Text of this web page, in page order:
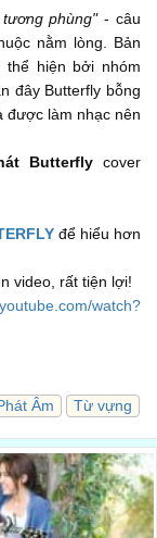
00:29
00:31
00:35
00:37
00:49
00:51
phùng"- câu
nằm lòng. Bản
hiện bởi nhóm
đây Butterfly bỗng
được làm nhạc nên
Butterflycover
để hiểu hơn
video, rất tiện lợi!
watch?
Âm Từ vựng